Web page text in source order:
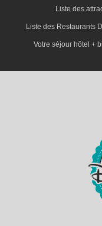
Liste des
Liste des Restaurants
Votre séjour hôtel +